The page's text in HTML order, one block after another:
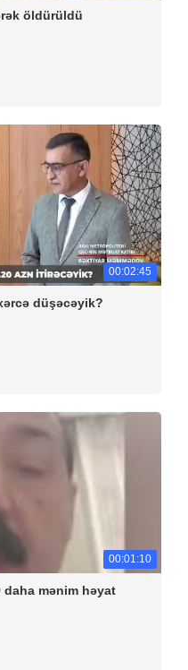
öldürüldü
00:02:45
düşəcəyik?
00:01:10
daha mənim həyat